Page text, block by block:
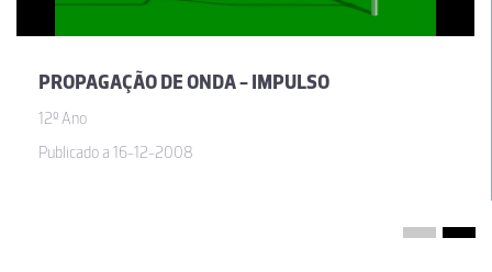
PROPAGAÇÃO DE ONDA - IMPULSO
12º Ano
Publicado a 16-12-2008